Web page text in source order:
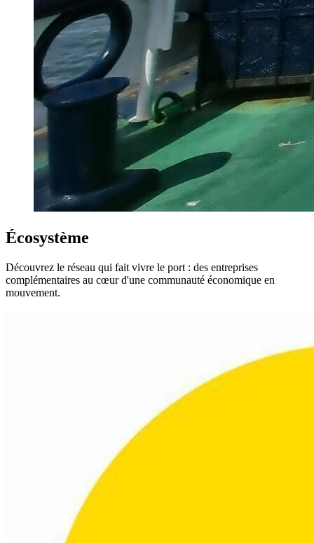
Écosystème
Découvrez le réseau qui fait vivre le port : des entreprises
complémentaires au cœur d'une communauté économique en
mouvement.